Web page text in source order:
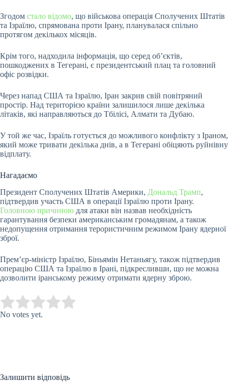
Згодом стало відомо, що військова операція Сполучених Штатів
та Ізраїлю, спрямована проти Ірану, планувалася спільно
протягом декількох місяців.
Крім того, надходила інформація, що серед об’єктів,
пошкоджених в Тегерані, є президентський плац та головний
офіс розвідки.
Через напад США та Ізраїлю, Іран закрив свій повітряний
простір. Над територією країни залишилося лише декілька
літаків, які направляються до Тбілісі, Алмати та Дубаю.
У той же час, Ізраїль готується до можливого конфлікту з Іраном,
який може тривати декілька днів, а в Тегерані обіцяють руйнівну
відплату.
Нагадаємо
Президент Сполучених Штатів Америки, Дональд Трамп,
підтвердив участь США в операції Ізраїлю проти Ірану.
Головною причиною для атаки він назвав необхідність
гарантування безпеки американським громадянам, а також
недопущення отримання терористичним режимом Ірану ядерної
зброї.
Прем’єр-міністр Ізраїлю, Біньямін Нетаньягу, також підтвердив
операцію США та Ізраїлю в Ірані, підкресливши, що не можна
дозволити іранському режиму отримати ядерну зброю.
Rate this item:
No votes yet.
Залишити відповідь